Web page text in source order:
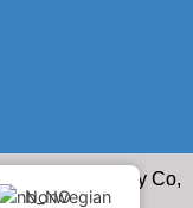
Technology Co,
Norwegian